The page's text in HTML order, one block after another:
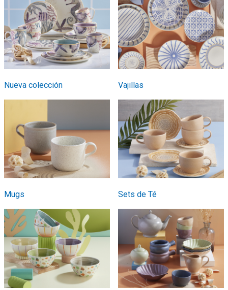
Nueva colección Vajillas
Mugs Sets de Té